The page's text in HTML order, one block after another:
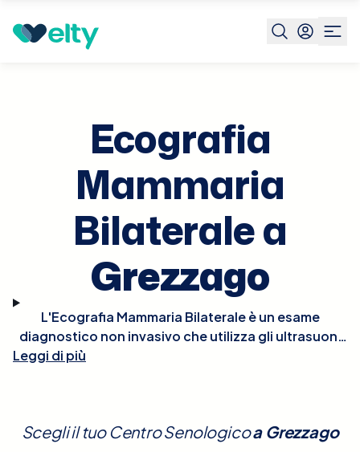
Prenota visita Ecografia Mammaria Bilaterale Grezzago
Ecografia
Mammaria
Bilaterale a
Grezzago
L'Ecografia Mammaria Bilaterale è un esame
diagnostico non invasivo che utilizza gli ultrasuoni
per esaminare entrambe le mammelle. Questo
alla mammografia, soprattutto in donne con
Leggi di più
Scegli il tuo Centro Senologicoa Grezzago